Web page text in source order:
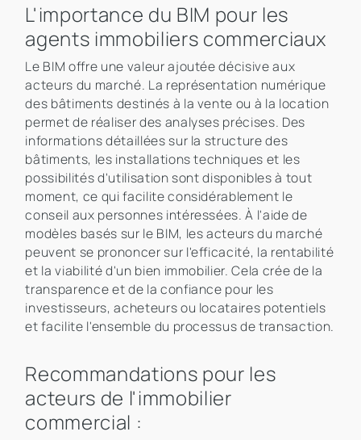
L'importance du BIM pour les
agents immobiliers commerciaux
Le BIM offre une valeur ajoutée décisive aux
acteurs du marché. La représentation numérique
des bâtiments destinés à la vente ou à la location
permet de réaliser des analyses précises. Des
informations détaillées sur la structure des
bâtiments, les installations techniques et les
possibilités d'utilisation sont disponibles à tout
moment, ce qui facilite considérablement le
conseil aux personnes intéressées. À l'aide de
modèles basés sur le BIM, les acteurs du marché
peuvent se prononcer sur l'efficacité, la rentabilité
et la viabilité d'un bien immobilier. Cela crée de la
transparence et de la confiance pour les
investisseurs, acheteurs ou locataires potentiels
et facilite l'ensemble du processus de transaction.
Recommandations pour les
acteurs de l'immobilier
commercial :